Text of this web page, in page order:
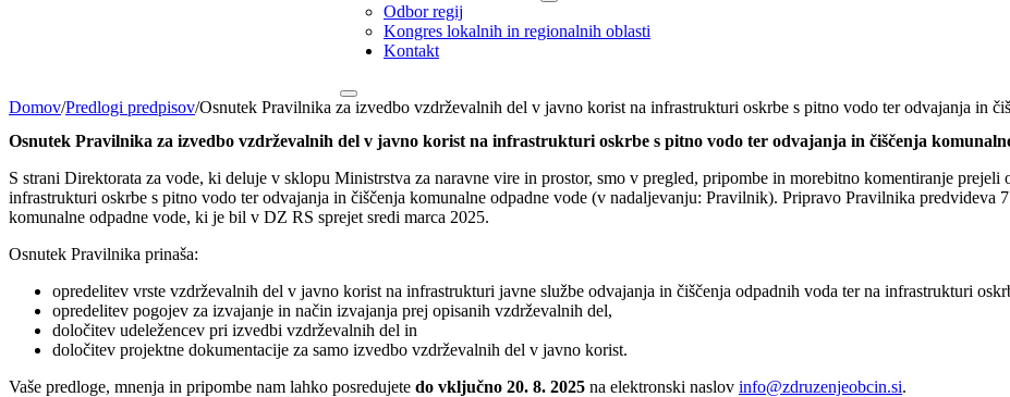
Odbor regij
Kongres lokalnih in regionalnih oblasti
Kontakt
Domov/Predlogi predpisov/Osnutek Pravilnika za izvedbo vzdrževalnih del v javno korist na infrastrukturi oskrbe s pitno vodo ter odvajanja in
Osnutek Pravilnika za izvedbo vzdrževalnih del v javno korist na infrastrukturi oskrbe s pitno vodo ter odvajanja in čiščenja
S strani Direktorata za vode, ki deluje v sklopu Ministrstva za naravne vire in prostor, smo v pregled, pripombe in morebitno komentiranje
infrastrukturi oskrbe s pitno vodo ter odvajanja in čiščenja komunalne odpadne vode (v nadaljevanju: Pravilnik). Pripravo Pravilnika predvideva
komunalne odpadne vode, ki je bil v DZ RS sprejet sredi marca 2025.
Osnutek Pravilnika prinaša:
opredelitev vrste vzdrževalnih del v javno korist na infrastrukturi javne službe odvajanja in čiščenja odpadnih voda ter na infrastrukturi
opredelitev pogojev za izvajanje in način izvajanja prej opisanih vzdrževalnih del,
določitev udeležencev pri izvedbi vzdrževalnih del in
določitev projektne dokumentacije za samo izvedbo vzdrževalnih del v javno korist.
Vaše predloge, mnenja in pripombe nam lahko posredujete do vključno 20. 8. 2025 na elektronski naslov info@zdruzenjeobcin.si.